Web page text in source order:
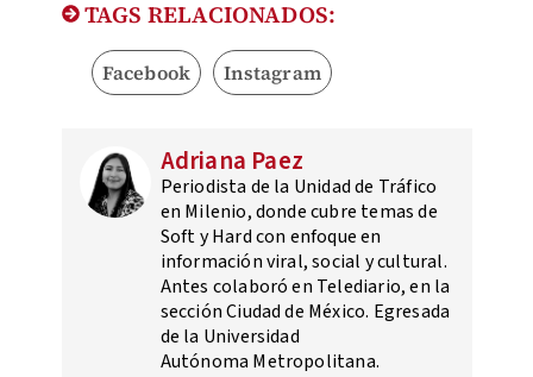
TAGS RELACIONADOS:
Facebook Instagram
Adriana Paez
Periodista de la Unidad de Tráfico
en Milenio, donde cubre temas de
Soft y Hard con enfoque en
información viral, social y cultural.
Antes colaboró en Telediario, en la
sección Ciudad de México. Egresada
de la Universidad
Autónoma Metropolitana.